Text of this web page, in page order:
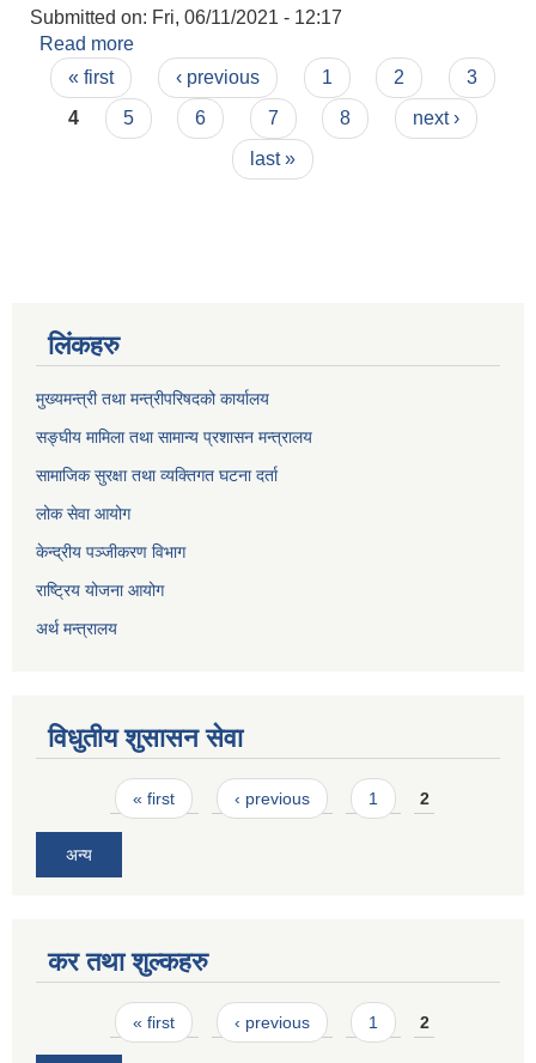
Submitted on: Fri, 06/11/2021 - 12:17
Read more
Pages
« first ‹ previous 1 2
3
4
5 6 7 8
next ›
last »
लिंकहरु
मुख्यमन्त्री तथा मन्त्रीपरिषदको कार्यालय
सङ्घीय मामिला तथा सामान्य प्रशासन मन्त्रालय
सामाजिक सुरक्षा तथा व्यक्तिगत घटना दर्ता
लोक सेवा आयोग
केन्द्रीय पञ्जीकरण विभाग
राष्ट्रिय योजना आयोग
अर्थ मन्त्रालय
विधुतीय शुसासन सेवा
Pages« first ‹ previous 1 2
अन्य
कर तथा शुल्कहरु
Pages« first ‹ previous 1 2